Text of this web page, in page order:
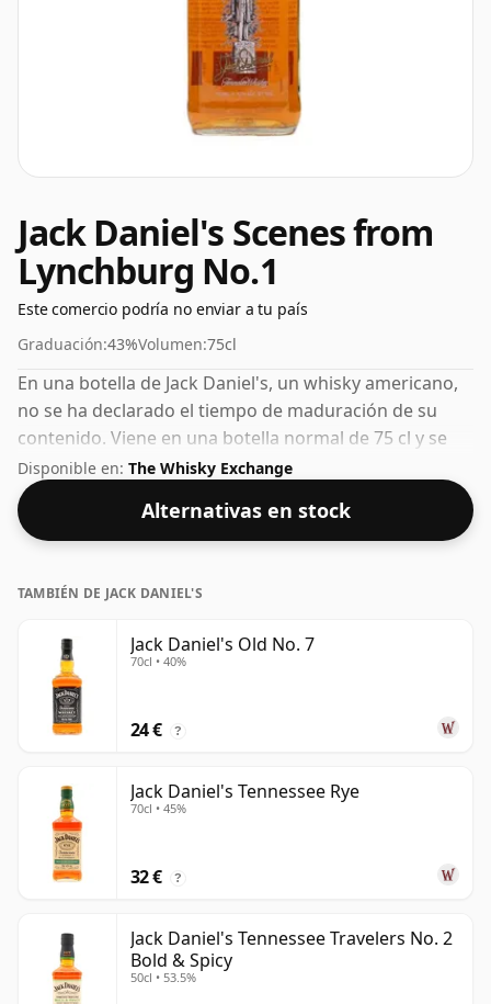
Jack Daniel's Scenes from
Lynchburg No.1
Este comercio podría no enviar a tu país
Graduación:43%Volumen:75cl
En una botella de Jack Daniel's, un whisky americano,
no se ha declarado el tiempo de maduración de su
contenido. Viene en una botella normal de 75 cl y se
embotella con un ABV saludable del 43%.
Disponible en: The Whisky Exchange
Alternativas en stock
TAMBIÉN DE JACK DANIEL'S
Jack Daniel's Old No. 7
70cl • 40%
24 € ?
Jack Daniel's Tennessee Rye
70cl • 45%
32 € ?
Jack Daniel's Tennessee Travelers No. 2
Bold & Spicy
50cl • 53.5%